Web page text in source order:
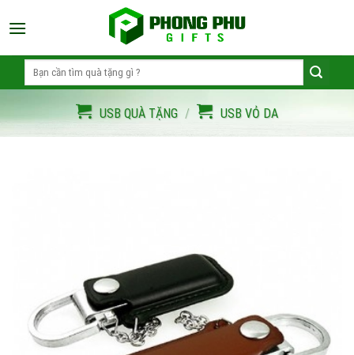
to
for:
USB QUÀ TẶNG / USB VỎ DA